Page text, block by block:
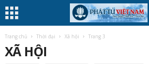
Trang chủ Thời đại Xã hội Trang 3
XÃ HỘI